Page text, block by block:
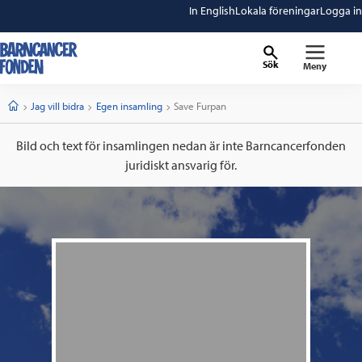
In EnglishLokala föreningarLogga in
Sök Meny
StartJag vill bidra Egen insamling Current:
Save Furpan
Bild och text för insamlingen nedan är inte Barncancerfonden
juridiskt ansvarig för.